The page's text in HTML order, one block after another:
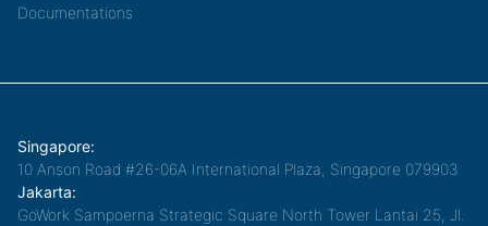
Documentations
Singapore:
10 Anson Road #26-06A International Plaza, Singapore 079903
Jakarta:
GoWork Sampoerna Strategic Square North Tower Lantai 25, Jl.